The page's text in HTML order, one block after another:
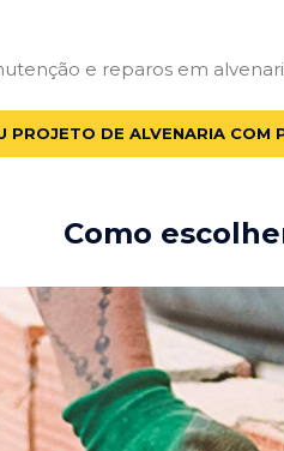
e reparos em
PROJETO DE ALVENARIA COM
Como